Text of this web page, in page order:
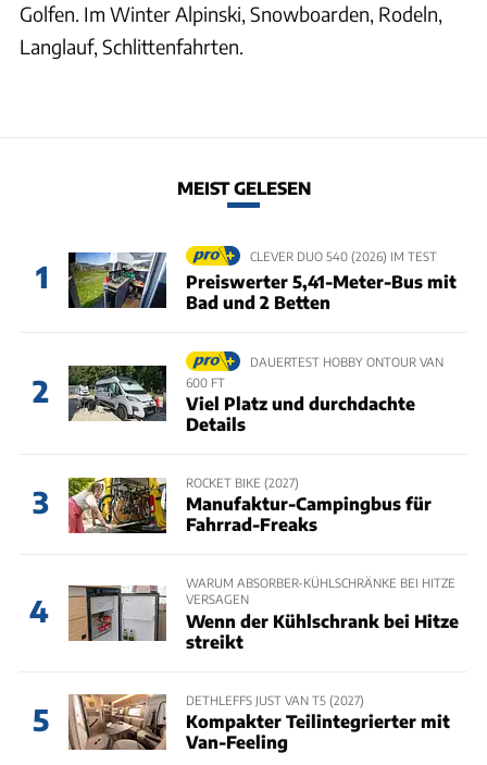
Golfen. Im Winter Alpinski, Snowboarden, Rodeln,
Langlauf, Schlittenfahrten.
MEIST GELESEN
1
CLEVER DUO 540 (2026) IM TEST
Preiswerter 5,41-Meter-Bus mit
Bad und 2 Betten
2
DAUERTEST HOBBY ONTOUR VAN
600 FT
Viel Platz und durchdachte
Details
3
ROCKET BIKE (2027)
Manufaktur-Campingbus für
Fahrrad-Freaks
4
WARUM ABSORBER-KÜHLSCHRÄNKE BEI HITZE
VERSAGEN
Wenn der Kühlschrank bei Hitze
streikt
5
DETHLEFFS JUST VAN T5 (2027)
Kompakter Teilintegrierter mit
Van-Feeling